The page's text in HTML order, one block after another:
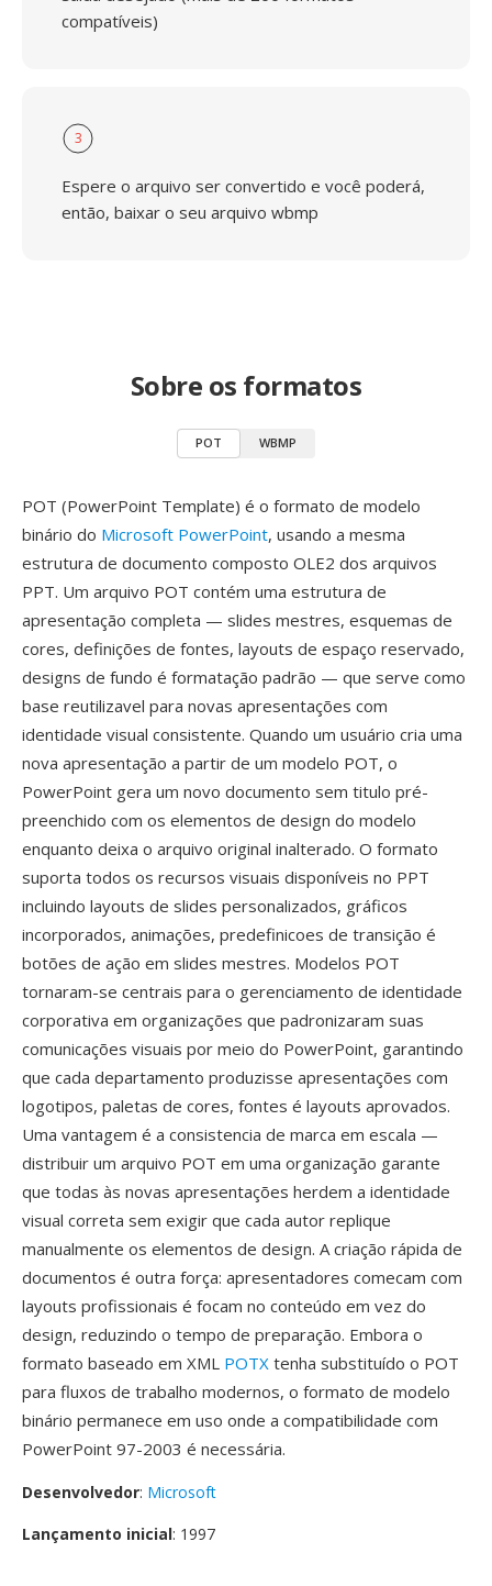
compatíveis)
3
Espere o arquivo ser convertido e você poderá,
então, baixar o seu arquivo wbmp
Sobre os formatos
POT WBMP
POT (PowerPoint Template) é o formato de modelo
binário do Microsoft PowerPoint, usando a mesma
estrutura de documento composto OLE2 dos arquivos
PPT. Um arquivo POT contém uma estrutura de
apresentação completa — slides mestres, esquemas de
cores, definições de fontes, layouts de espaço reservado,
designs de fundo é formatação padrão — que serve como
base reutilizavel para novas apresentações com
identidade visual consistente. Quando um usuário cria uma
nova apresentação a partir de um modelo POT, o
PowerPoint gera um novo documento sem titulo pré-
preenchido com os elementos de design do modelo
enquanto deixa o arquivo original inalterado. O formato
suporta todos os recursos visuais disponíveis no PPT
incluindo layouts de slides personalizados, gráficos
incorporados, animações, predefinicoes de transição é
botões de ação em slides mestres. Modelos POT
tornaram-se centrais para o gerenciamento de identidade
corporativa em organizações que padronizaram suas
comunicações visuais por meio do PowerPoint, garantindo
que cada departamento produzisse apresentações com
logotipos, paletas de cores, fontes é layouts aprovados.
Uma vantagem é a consistencia de marca em escala —
distribuir um arquivo POT em uma organização garante
que todas às novas apresentações herdem a identidade
visual correta sem exigir que cada autor replique
manualmente os elementos de design. A criação rápida de
documentos é outra força: apresentadores comecam com
layouts profissionais é focam no conteúdo em vez do
design, reduzindo o tempo de preparação. Embora o
formato baseado em XML POTX tenha substituído o POT
para fluxos de trabalho modernos, o formato de modelo
binário permanece em uso onde a compatibilidade com
PowerPoint 97-2003 é necessária.
Desenvolvedor: Microsoft
Lançamento inicial: 1997